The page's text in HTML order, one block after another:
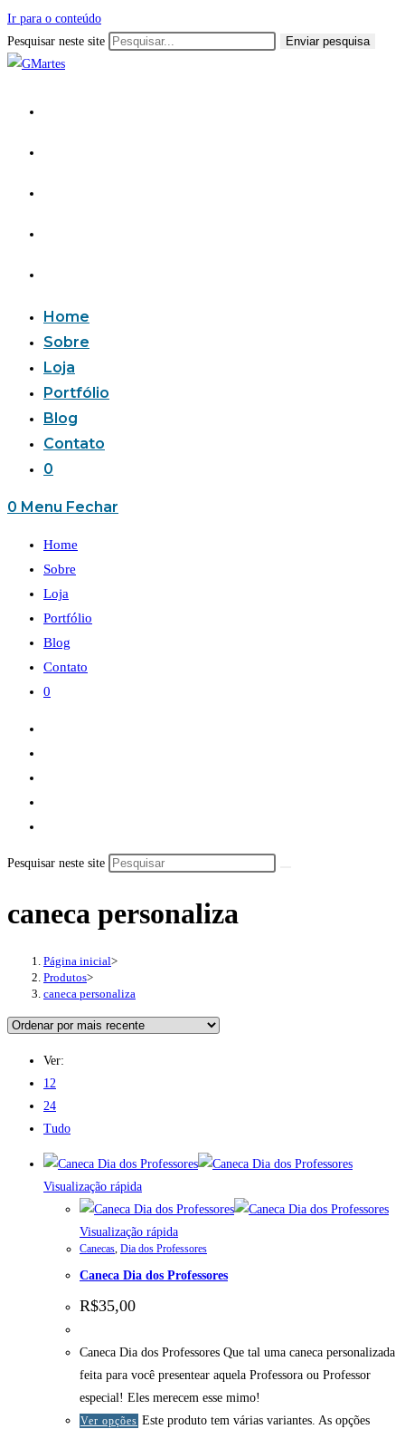
Ir para o conteúdo
Pesquisar neste site
Enviar pesquisa
Home
Sobre
Loja
Portfólio
Blog
Contato
0
0 Menu Fechar
Home
Sobre
Loja
Portfólio
Blog
Contato
0
Pesquisar neste site
caneca personaliza
Página inicial>
Produtos>
caneca personaliza
Ver:
12
24
Tudo
Visualização rápida
Visualização rápida
Canecas, Dia dos Professores
Caneca Dia dos Professores
R$35,00
Caneca Dia dos Professores Que tal uma caneca personalizada
feita para você presentear aquela Professora ou Professor
especial! Eles merecem esse mimo!
Ver opções Este produto tem várias variantes. As opções